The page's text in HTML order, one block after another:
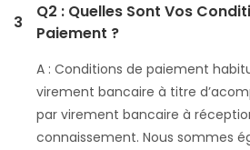
3
Q2 : Quelles Sont Vos
Paiement ?
A : Conditions de paiement
virement bancaire à titre
par virement bancaire à
connaissement. Nous sommes